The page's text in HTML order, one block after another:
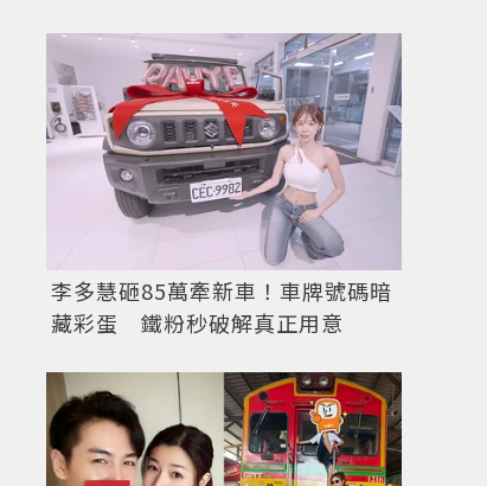
李多慧砸85萬牽新車！車牌號碼暗
藏彩蛋 鐵粉秒破解真正用意